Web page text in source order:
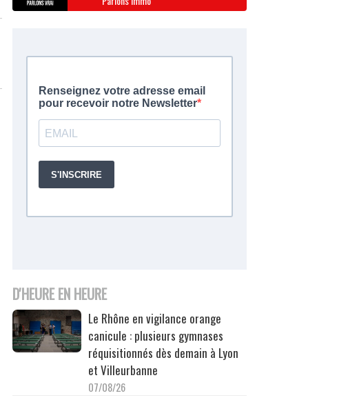
D'HEURE EN HEURE
Le Rhône en vigilance orange
canicule : plusieurs gymnases
réquisitionnés dès demain à Lyon
et Villeurbanne
07/08/26